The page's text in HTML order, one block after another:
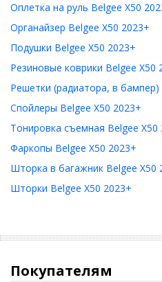
Оплетка на руль Belgee X50
Органайзер Belgee X50 2023+
Подушки Belgee X50 2023+
Резиновые коврики Belgee X50
Решетки (радиатора, в бампер)
Спойлеры Belgee X50 2023+
Тонировка съемная Belgee X50
Фаркопы Belgee X50 2023+
Шторка в багажник Belgee X50
Шторки Belgee X50 2023+
Покупателям